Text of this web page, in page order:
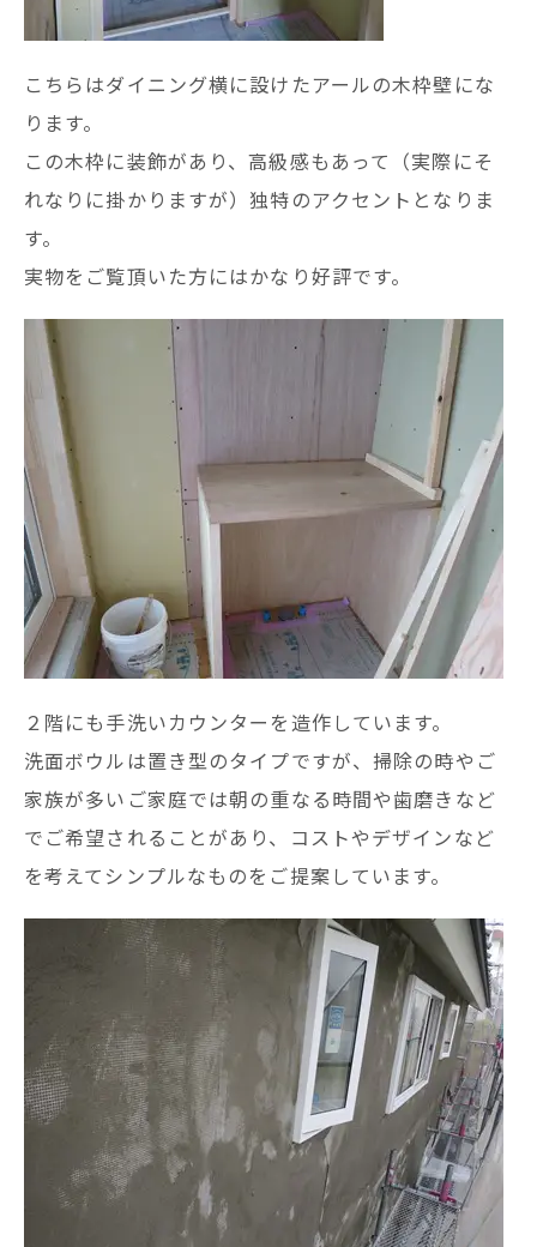
こちらはダイニング横に設けたアールの木枠壁にな
ります。
この木枠に装飾があり、高級感もあって（実際にそ
れなりに掛かりますが）独特のアクセントとなりま
す。
実物をご覧頂いた方にはかなり好評です。
２階にも手洗いカウンターを造作しています。
洗面ボウルは置き型のタイプですが、掃除の時やご
家族が多いご家庭では朝の重なる時間や歯磨きなど
でご希望されることがあり、コストやデザインなど
を考えてシンプルなものをご提案しています。